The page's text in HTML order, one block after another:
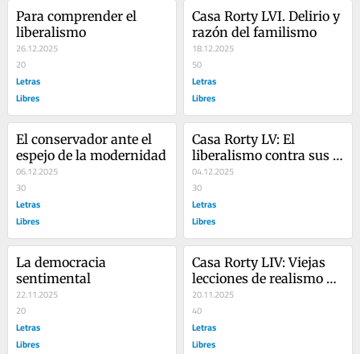
Para comprender el
liberalismo
26.12.2025
20
Letras
Libres
Casa Rorty LVI. Delirio y
razón del familismo
18.12.2025
50
Letras
Libres
El conservador ante el
espejo de la modernidad
06.12.2025
30
Letras
Libres
Casa Rorty LV: El
liberalismo contra sus
mistificadores
04.12.2025
30
Letras
Libres
La democracia
sentimental
22.11.2025
20
Letras
Libres
Casa Rorty LIV: Viejas
lecciones de realismo
político
20.11.2025
40
Letras
Libres